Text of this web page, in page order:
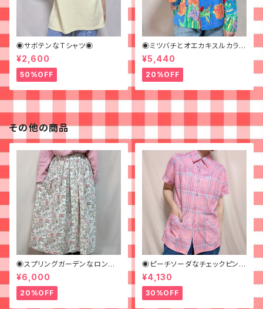
◉サボテンなTシャツ◉
¥2,600
50%OFF
◉ミツバチとオエカキスルカラフ
ルペイントなジャケット◉
¥5,440
20%OFF
その他の商品
◉スプリングガーデンなロング
スカート◉ 古着 花柄 クリーム
ピンク 春
¥6,000
20%OFF
◉ピーチソーダなチェックピンク
シャツ◉古着 半袖シャツ
¥4,130
30%OFF